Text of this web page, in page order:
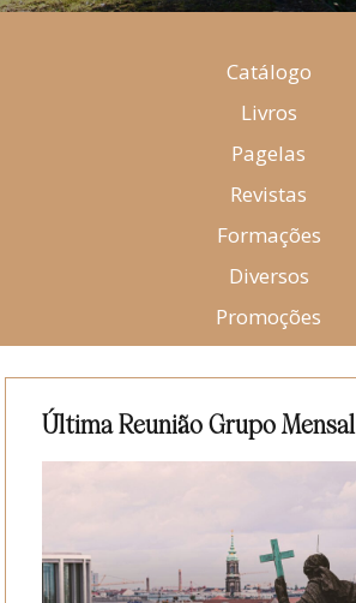
Catálogo
Livros
Pagelas
Revistas
Formações
Diversos
Promoções
Última Reunião Grupo Mensal